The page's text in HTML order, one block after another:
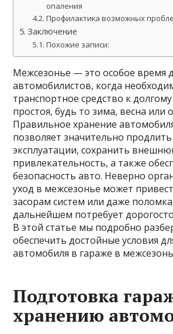
опаления
Профилактика возможных
Заключение
Похожие записи:
Межсезонье — это особое время
автомобилистов, когда
транспортное средство к
простоя, будь то зима, весна или
Правильное хранение
позволяет значительно продлить
эксплуатации, сохранить
привлекательность, а также
безопасность авто. Неверно
уход в межсезонье может
засорам систем или даже
дальнейшем потребует
В этой статье мы подробно
обеспечить достойные условия
автомобиля в гараже в
Подготовка
хранению